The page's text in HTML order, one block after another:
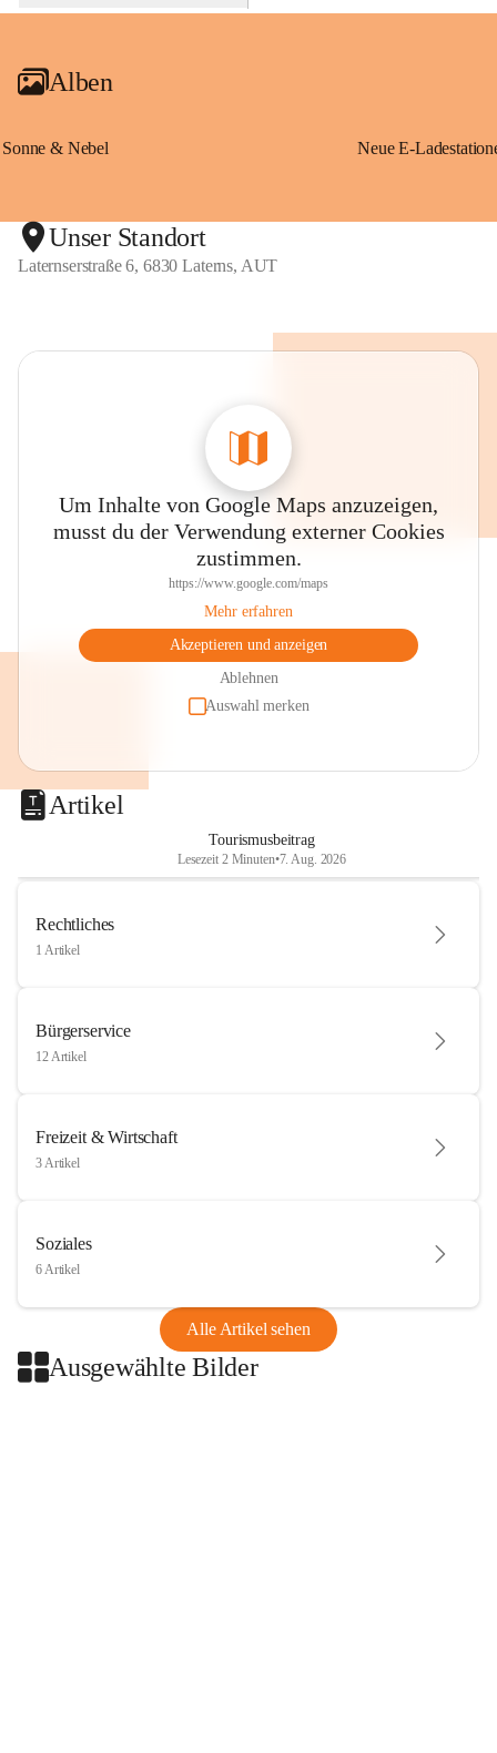
Alben
Sonne & Nebel
Unser Standort
Laternserstraße 6, 6830 Laterns, AUT
Um Inhalte von Google Maps anzuzeigen,
musst du der Verwendung externer Cookies
zustimmen.
https://www.google.com/maps
Mehr erfahren
Akzeptieren und anzeigen
Ablehnen
Auswahl merken
Artikel
Tourismusbeitrag
Lesezeit 2 Minuten•7. Aug. 2026
Rechtliches
1 Artikel
Bürgerservice
12 Artikel
Freizeit & Wirtschaft
3 Artikel
Soziales
6 Artikel
Alle Artikel sehen
Ausgewählte Bilder